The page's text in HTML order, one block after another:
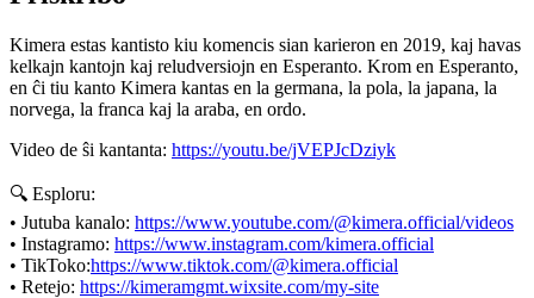
Kimera estas kantisto kiu komencis sian karieron en 2019, kaj havas
kelkajn kantojn kaj reludversiojn en Esperanto. Krom en Esperanto,
en ĉi tiu kanto Kimera kantas en la germana, la pola, la japana, la
norvega, la franca kaj la araba, en ordo.
Video de ŝi kantanta: https://youtu.be/jVEPJcDziyk
🔍 Esploru:
• Jutuba kanalo: https://www.youtube.com/@kimera.official/videos
• Instagramo: https://www.instagram.com/kimera.official
• TikToko:https://www.tiktok.com/@kimera.official
• Retejo: https://kimeramgmt.wixsite.com/my-site